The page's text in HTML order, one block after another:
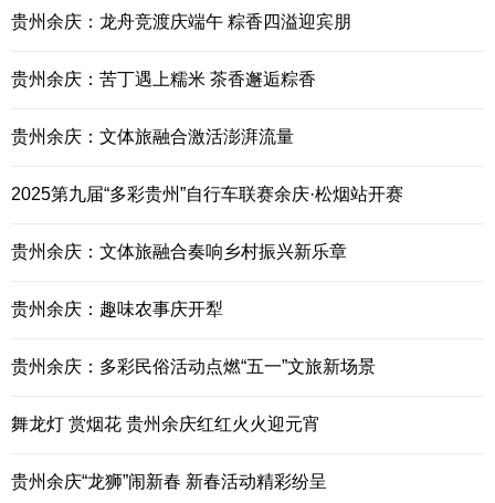
贵州余庆：龙舟竞渡庆端午 粽香四溢迎宾朋
贵州余庆：苦丁遇上糯米 茶香邂逅粽香
贵州余庆：文体旅融合激活澎湃流量
2025第九届“多彩贵州”自行车联赛余庆·松烟站开赛
贵州余庆：文体旅融合奏响乡村振兴新乐章
贵州余庆：趣味农事庆开犁
贵州余庆：多彩民俗活动点燃“五一”文旅新场景
舞龙灯 赏烟花 贵州余庆红红火火迎元宵
贵州余庆“龙狮”闹新春 新春活动精彩纷呈